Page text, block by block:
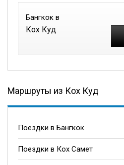
Бангкок в
Кох Куд
Маршруты из Кох Куд
Поездки в Бангкок
Поездки в Кох Самет